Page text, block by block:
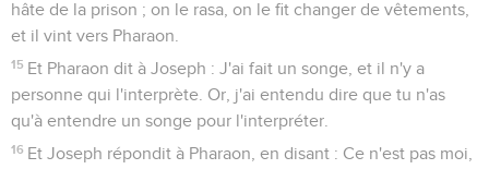
hâte de la prison ; on le rasa, on le fit changer de vêtements,
et il vint vers Pharaon.
15 Et Pharaon dit à Joseph : J'ai fait un songe, et il n'y a
personne qui l'interprète. Or, j'ai entendu dire que tu n'as
qu'à entendre un songe pour l'interpréter.
16 Et Joseph répondit à Pharaon, en disant : Ce n'est pas moi,